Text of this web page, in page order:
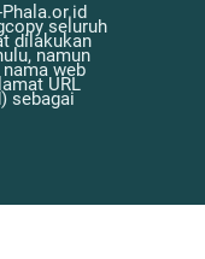
seluruh
dilakukan
namun
web
URL
sebagai